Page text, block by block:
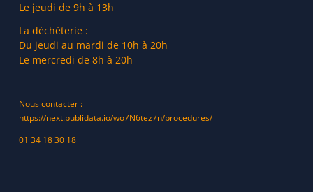
Le jeudi de 9h à 13h
La déchèterie :
Du jeudi au mardi de 10h à 20h
Le mercredi de 8h à 20h
Nous contacter :
https://next.publidata.io/wo7N6tez7n/procedures/
01 34 18 30 18